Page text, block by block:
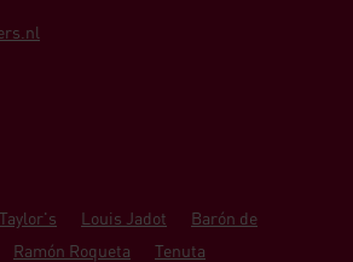
Taylor's Louis Jadot
Barón de
Ramón Roqueta
Tenuta